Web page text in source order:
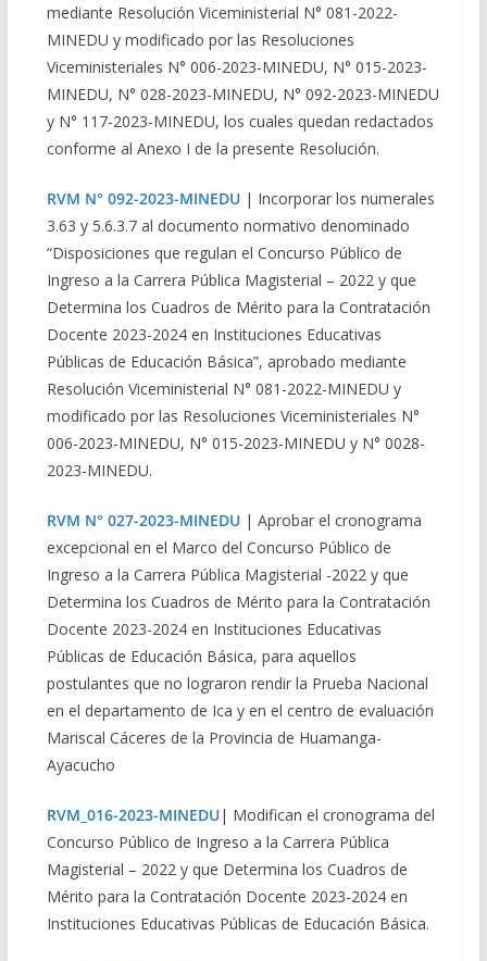
mediante Resolución Viceministerial N° 081-2022-
MINEDU y modificado por las Resoluciones
Viceministeriales N° 006-2023-MINEDU, N° 015-2023-
MINEDU, N° 028-2023-MINEDU, N° 092-2023-MINEDU
y N° 117-2023-MINEDU, los cuales quedan redactados
conforme al Anexo I de la presente Resolución.
RVM N° 092-2023-MINEDU| Incorporar los numerales
3.63 y 5.6.3.7 al documento normativo denominado
“Disposiciones que regulan el Concurso Público de
Ingreso a la Carrera Pública Magisterial – 2022 y que
Determina los Cuadros de Mérito para la Contratación
Docente 2023-2024 en Instituciones Educativas
Públicas de Educación Básica”, aprobado mediante
Resolución Viceministerial N° 081-2022-MINEDU y
modificado por las Resoluciones Viceministeriales N°
006-2023-MINEDU, N° 015-2023-MINEDU y N° 0028-
2023-MINEDU.
RVM N° 027-2023-MINEDU | Aprobar el cronograma
excepcional en el Marco del Concurso Público de
Ingreso a la Carrera Pública Magisterial -2022 y que
Determina los Cuadros de Mérito para la Contratación
Docente 2023-2024 en Instituciones Educativas
Públicas de Educación Básica, para aquellos
postulantes que no lograron rendir la Prueba Nacional
en el departamento de Ica y en el centro de evaluación
Mariscal Cáceres de la Provincia de Huamanga-
Ayacucho
RVM_016-2023-MINEDU| Modifican el cronograma del
Concurso Público de Ingreso a la Carrera Pública
Magisterial – 2022 y que Determina los Cuadros de
Mérito para la Contratación Docente 2023-2024 en
Instituciones Educativas Públicas de Educación Básica.